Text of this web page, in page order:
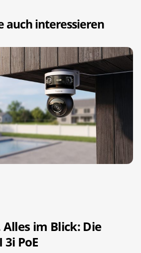
auch interessieren
im Blick: Die
PoE